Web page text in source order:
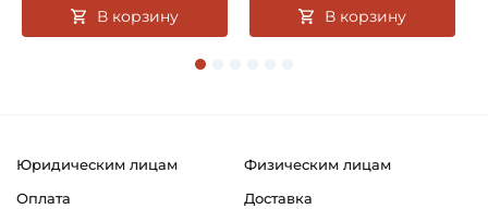
В корзину В корзину
Юридическим лицам
Физическим лицам
Оплата
Доставка